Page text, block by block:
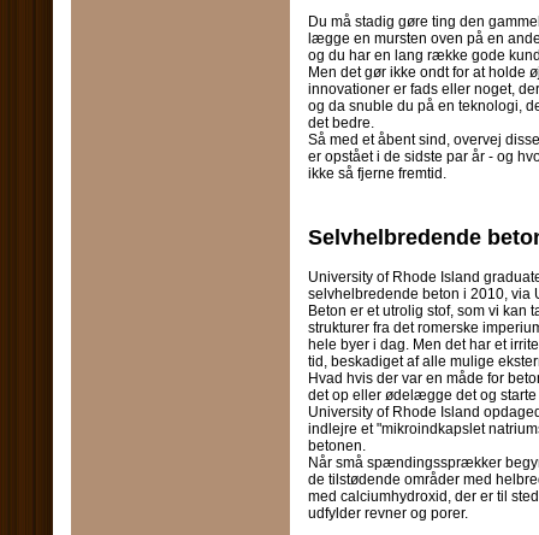
Du må stadig gøre ting den
lægge en mursten oven på en
og du har en lang række gode
Men det gør ikke ondt for at holde
innovationer er fads eller noget,
og da snuble du på en teknologi,
det bedre.
Så med et åbent sind, overvej
er opstået i de sidste par år - og
ikke så fjerne fremtid.
Selvhelbredende
University of Rhode Island
selvhelbredende beton i 2010, via
Beton er et utrolig stof, som vi kan
strukturer fra det romerske
hele byer i dag. Men det har et
tid, beskadiget af alle mulige
Hvad hvis der var en måde for
det op eller ødelægge det og
University of Rhode Island
indlejre et "mikroindkapslet
betonen.
Når små spændingssprækker
de tilstødende områder med
med calciumhydroxid, der er til
udfylder revner og porer.